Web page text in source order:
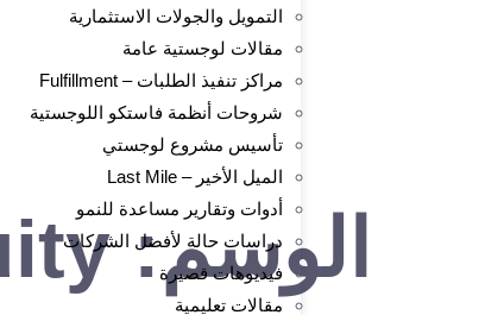
التمويل والجولات الاستثمارية
مقالات لوجستية عامة
مراكز تنفيذ الطلبات – Fulfillment
شروحات أنظمة فاستكو اللوجستية
تأسيس مشروع لوجستي
الميل الأخير – Last Mile
أدوات وتقارير مساعدة للنمو
دراسات حالة لأفضل الشركات
فيديوهات قصيرة
مقالات تعليمية
الوسم: